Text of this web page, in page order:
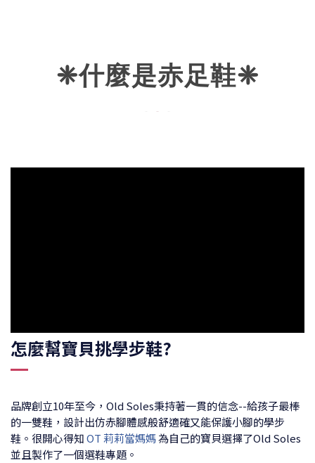
❈什麼是赤足鞋❈
怎麼幫寶貝挑學步鞋?
品牌創立10年至今，Old Soles秉持著一貫的信念--給孩子最棒
的一雙鞋，設計出仿赤腳體感般舒適確又能保護小腳的學步
鞋。很開心得知OT 莉莉當媽媽為自己的寶貝選擇了Old Soles
並且製作了一個選鞋專題。